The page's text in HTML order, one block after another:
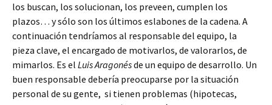
los buscan, los solucionan, los preveen, cumplen los
plazos… y sólo son los últimos eslabones de la cadena. A
continuación tendríamos al responsable del equipo, la
pieza clave, el encargado de motivarlos, de valorarlos, de
mimarlos. Es el Luis Aragonésde un equipo de desarrollo. Un
buen responsable debería preocuparse por la situación
personal de su gente, si tienen problemas (hipotecas,